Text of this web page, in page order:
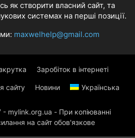
як створити власний сайт, та
системах на перші позиції.
maxwelhelp@gmail.com
Заробіток в інтернеті
сайту Новини Українська
mylink.org.ua - При копіюванні
на сайт обов'язкове